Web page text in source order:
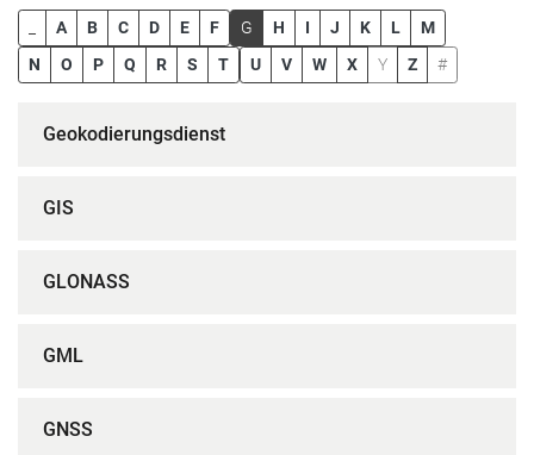
A B C D E F G H I J K L
M
N
O P Q R S T U V W X Y Z #
Geokodierungsdienst
GIS
GLONASS
GML
GNSS